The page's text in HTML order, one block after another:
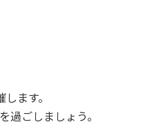
ます。
過ごしましょう。